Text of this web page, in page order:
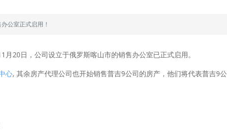
公室正式启用！
20日，公司设立于俄罗斯喀山市的销售办公室已正式启用。
心, 其余房产代理公司也开始销售普吉9公司的房产，他们将代表普吉9公